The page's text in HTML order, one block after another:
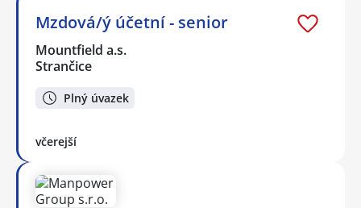
Mzdová/ý účetní - senior
Mountfield a.s.
Strančice
Plný úvazek
včerejší